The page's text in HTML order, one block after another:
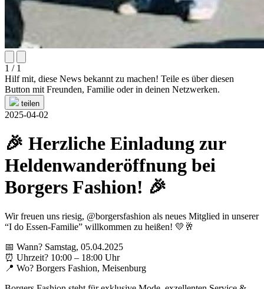
1 / 1
Hilf mit, diese News bekannt zu machen! Teile es über diesen
Button mit Freunden, Familie oder in deinen Netzwerken.
teilen
2025-04-02
🎉 Herzliche Einladung zur
Heldenwanderöffnung bei
Borgers Fashion! 🎉
Wir freuen uns riesig, @borgersfashion als neues Mitglied in unserer
“I do Essen-Familie” willkommen zu heißen! 💛🥂
📅 Wann? Samstag, 05.04.2025
⏰ Uhrzeit? 10:00 – 18:00 Uhr
📍 Wo? Borgers Fashion, Meisenburg